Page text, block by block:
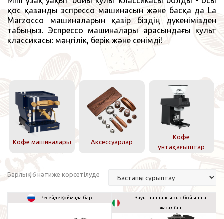
қос қазанды эспрессо машинасын және басқа да La
Marzocco машиналарын қазір біздің дүкенімізден
табыңыз. Эспрессо машиналары арасындағы культ
классикасы: мәңгілік, берік және сенімді!
Кофе машиналары Аксессуарлар
Кофе
ұнтақтағыштар
Барлық 16 нәтиже көрсетілуде
Ресейде қоймада бар
Зауыттан тапсырыс бойынша
жасалған